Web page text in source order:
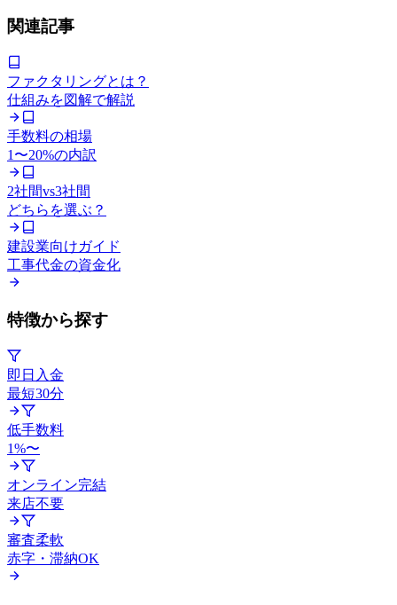
関連記事
ファクタリングとは？
仕組みを図解で解説
手数料の相場
1〜20%の内訳
2社間vs3社間
どちらを選ぶ？
建設業向けガイド
工事代金の資金化
特徴から探す
即日入金
最短30分
低手数料
1%〜
オンライン完結
来店不要
審査柔軟
赤字・滞納OK